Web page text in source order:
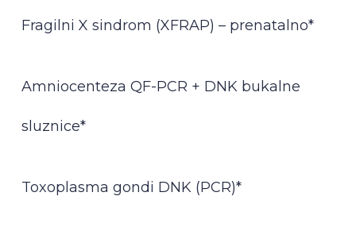
Fragilni X sindrom (XFRAP) – prenatalno*
Amniocenteza QF-PCR + DNK bukalne
sluznice*
Toxoplasma gondi DNK (PCR)*